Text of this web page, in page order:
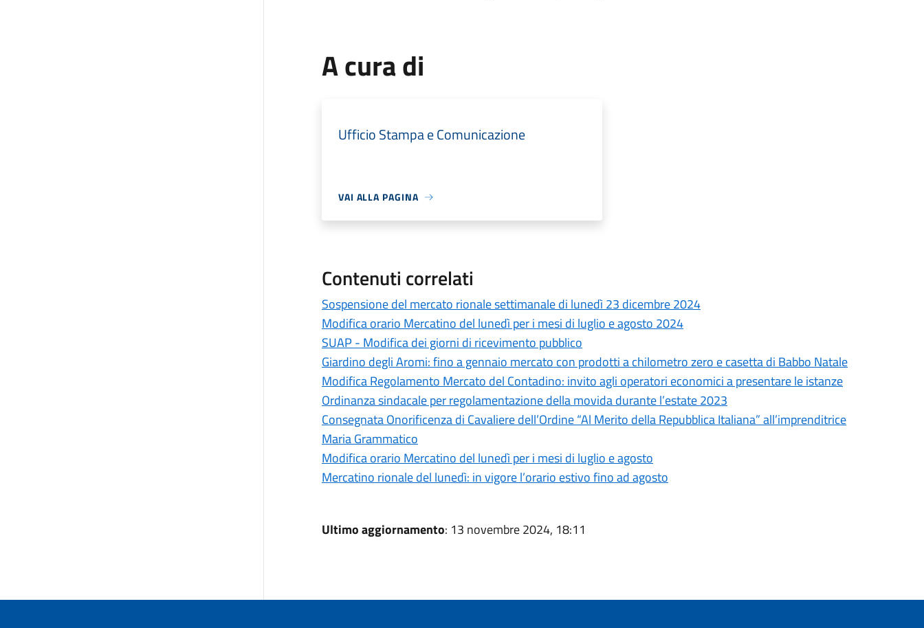
A cura di
Ufficio Stampa e Comunicazione
VAI ALLA PAGINA
Contenuti correlati
Sospensione del mercato rionale settimanale di lunedì 23 dicembre 2024
Modifica orario Mercatino del lunedì per i mesi di luglio e agosto 2024
SUAP - Modifica dei giorni di ricevimento pubblico
Giardino degli Aromi: fino a gennaio mercato con prodotti a chilometro zero e casetta di Babbo Natale
Modifica Regolamento Mercato del Contadino: invito agli operatori economici a presentare le istanze
Ordinanza sindacale per regolamentazione della movida durante l’estate 2023
Consegnata Onorificenza di Cavaliere dell’Ordine “Al Merito della Repubblica Italiana” all’imprenditrice
Maria Grammatico
Modifica orario Mercatino del lunedì per i mesi di luglio e agosto
Mercatino rionale del lunedì: in vigore l’orario estivo fino ad agosto
Ultimo aggiornamento: 13 novembre 2024, 18:11